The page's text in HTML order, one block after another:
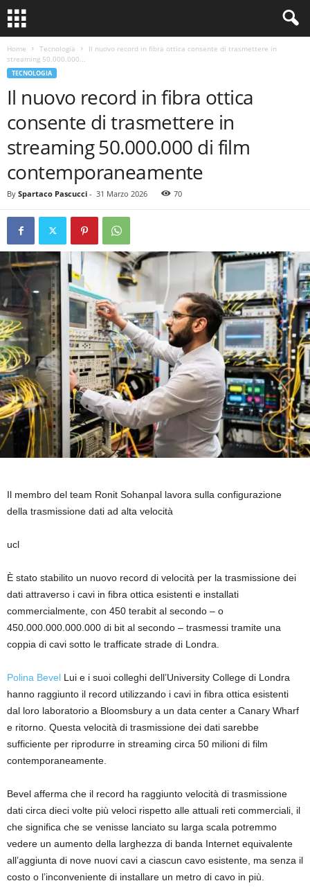
Home Tecnologia
Il nuovo record in fibra ottica consente di trasmettere in
streaming 50.000.000...
TECNOLOGIA
Il nuovo record in fibra ottica
consente di trasmettere in
streaming 50.000.000 di film
contemporaneamente
By Spartaco Pascucci - 31 Marzo 2026 70
Il membro del team Ronit Sohanpal lavora sulla configurazione
della trasmissione dati ad alta velocità
ucl
È stato stabilito un nuovo record di velocità per la trasmissione dei
dati attraverso i cavi in ​​fibra ottica esistenti e installati
commercialmente, con 450 terabit al secondo – o
450.000.000.000.000 di bit al secondo – trasmessi tramite una
coppia di cavi sotto le trafficate strade di Londra.
Polina Bevel Lui e i suoi colleghi dell’University College di Londra
hanno raggiunto il record utilizzando i cavi in ​​fibra ottica esistenti
dal loro laboratorio a Bloomsbury a un data center a Canary Wharf
e ritorno. Questa velocità di trasmissione dei dati sarebbe
sufficiente per riprodurre in streaming circa 50 milioni di film
contemporaneamente.
Bevel afferma che il record ha raggiunto velocità di trasmissione
dati circa dieci volte più veloci rispetto alle attuali reti commerciali, il
che significa che se venisse lanciato su larga scala potremmo
vedere un aumento della larghezza di banda Internet equivalente
all’aggiunta di nove nuovi cavi a ciascun cavo esistente, ma senza il
costo o l’inconveniente di installare un metro di cavo in più.